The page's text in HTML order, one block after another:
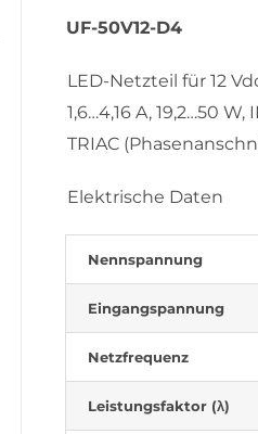
UF-50V12-D4
LED-Netzteil für 12
1,6…4,16 A, 19,2…50
TRIAC
Elektrische Daten
Nennspannung
Eingangspannung
Netzfrequenz
Leistungsfaktor (λ)